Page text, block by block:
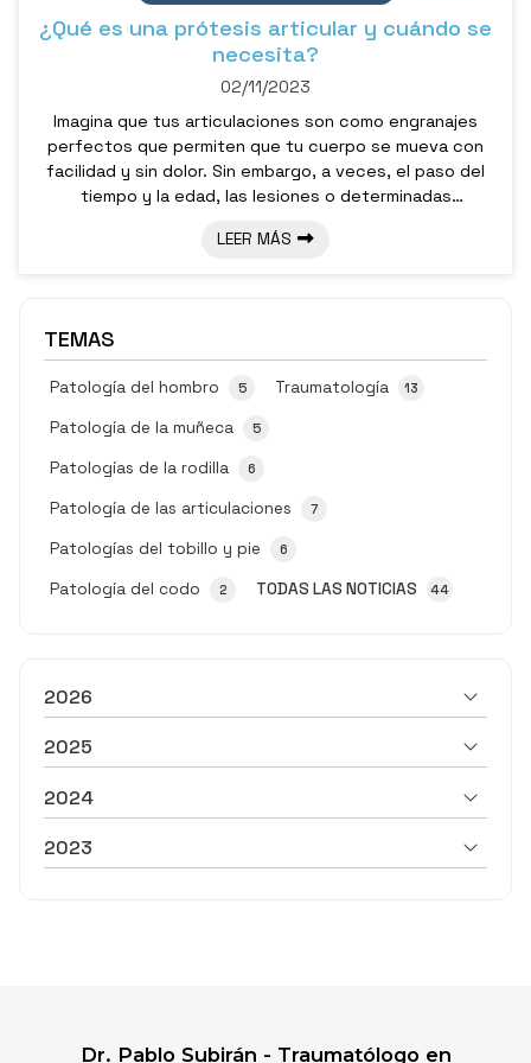
TEMAS
TODAS LAS NOTICIAS 44
Patología del hombro 5 Traumatología 13
Patología de la muñeca 5
Patologías de la rodilla 6
Patología de las articulaciones 7
Patologías del tobillo y pie 6
Patología del codo 2
¿Qué es una prótesis articular y cuándo se
necesita?
02/11/2023
Imagina que tus articulaciones son como engranajes
perfectos que permiten que tu cuerpo se mueva con
facilidad y sin dolor. Sin embargo, a veces, el paso del
tiempo y la edad, las lesiones o determinadas
del cuerpo humano y causar un desgaste considerable
LEER MÁS
2026
2025
2024
2023
Dr. Pablo Subirán - Traumatólogo en